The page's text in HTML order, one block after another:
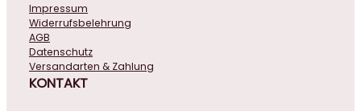
Impressum
Widerrufsbelehrung
AGB
Datenschutz
Versandarten & Zahlung
KONTAKT